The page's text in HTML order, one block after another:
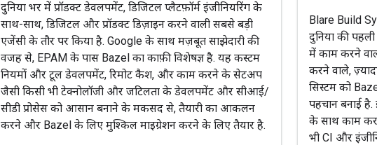
दुनिया भर में प्रॉडक्ट डेवलपमेंट, डिजिटल प्लैटफ़ॉर्म इंजीनियरिंग के
साथ-साथ, डिजिटल और प्रॉडक्ट डिज़ाइन करने वाली सबसे बड़ी
एजेंसी के तौर पर किया है. Google के साथ मज़बूत साझेदारी की
वजह से, EPAM के पास Bazel का काफ़ी विशेषज्ञ है. यह कस्टम
नियमों और टूल डेवलपमेंट, रिमोट कैश, और काम करने के सेटअप
जैसी किसी भी टेक्नोलॉजी और जटिलता के डेवलपमेंट और सीआई/
सीडी प्रोसेस को आसान बनाने के मकसद से, तैयारी का आकलन
करने और Bazel के लिए मुश्किल माइग्रेशन करने के लिए तैयार है.
Blare Build
दुनिया की
में काम करने
करने वाले,
सिस्टम को
पहचान बनाई
के साथ काम
भी CI और